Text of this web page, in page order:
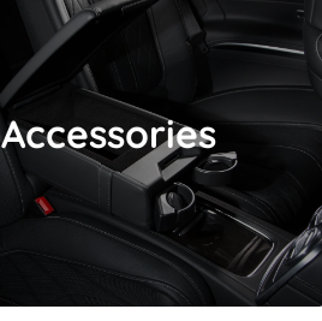
Accessories
Accessories